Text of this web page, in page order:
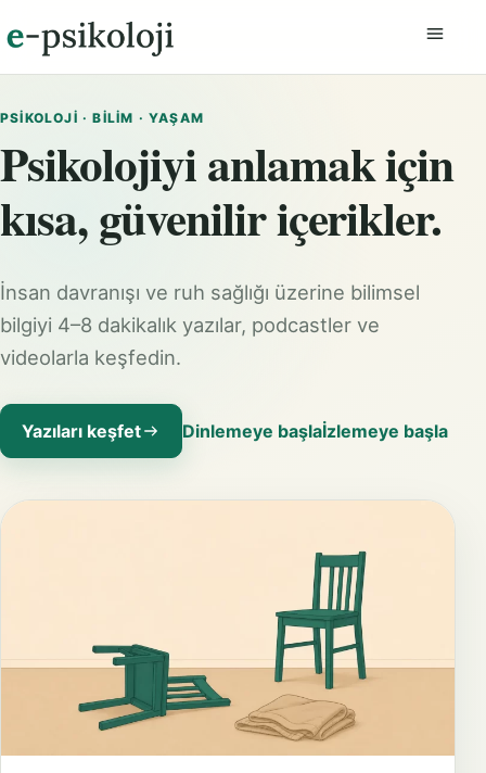
PSIKOLOJI · BILIM · YAŞAM
Psikolojiyi anlamak için
kısa, güvenilir içerikler.
İnsan davranışı ve ruh sağlığı üzerine bilimsel
bilgiyi 4–8 dakikalık yazılar, podcastler ve
videolarla keşfedin.
Yazıları keşfet Dinlemeye başlaİzlemeye başla